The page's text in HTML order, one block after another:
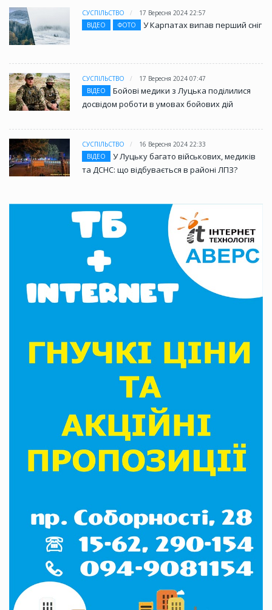
СУСПІЛЬСТВО
17 Вересня 2024 22:57
ВІДЕО
ФОТО У Карпатах випав перший сніг
СУСПІЛЬСТВО
17 Вересня 2024 07:47
ВІДЕО
Бойові медики з Луцька поділилися
досвідом роботи в умовах бойових дій
СУСПІЛЬСТВО
16 Вересня 2024 22:33
ВІДЕО
У Луцьку багато військових, медиків
та ДСНС: що відбувається в районі ЛПЗ?